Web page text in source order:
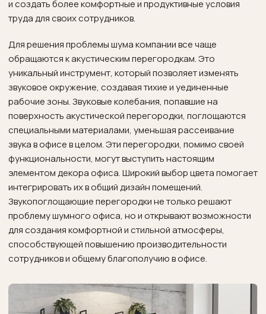
и создать более комфортные и продуктивные условия
труда для своих сотрудников.
Для решения проблемы шума компании все чаще
обращаются к акустическим перегородкам. Это
уникальный инструмент, который позволяет изменять
звуковое окружение, создавая тихие и уединенные
рабочие зоны. Звуковые колебания, попавшие на
поверхность акустической перегородки, поглощаются
специальными материалами, уменьшая рассеивание
звука в офисе в целом. Эти перегородки, помимо своей
функциональности, могут выступить настоящим
элементом декора офиса. Широкий выбор цвета помогает
интегрировать их в общий дизайн помещений.
Звукопоглощающие перегородки не только решают
проблему шумного офиса, но и открывают возможности
для создания комфортной и стильной атмосферы,
способствующей повышению производительности
сотрудников и общему благополучию в офисе.